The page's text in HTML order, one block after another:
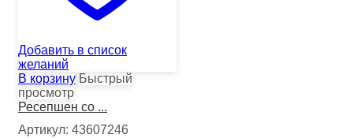
Добавить в список
желаний
В корзину Быстрый
просмотр
Ресепшен со ...
Артикул: 43607246